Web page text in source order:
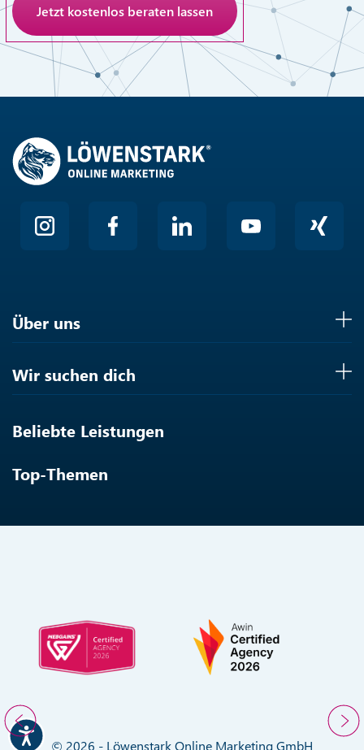
Anti-Roboter-Verifizierung
Hier klicken
Über uns
Wir suchen dich
Beliebte Leistungen
Top-Themen
© 2026 - Löwenstark Online Marketing GmbH